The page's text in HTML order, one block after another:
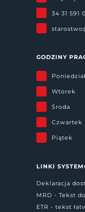
34 31 591
GODZINY
Wtorek
Środa
Czwartek
Piątek
LINKI
Deklaracja
MRD - Tekst
ETR - tekst